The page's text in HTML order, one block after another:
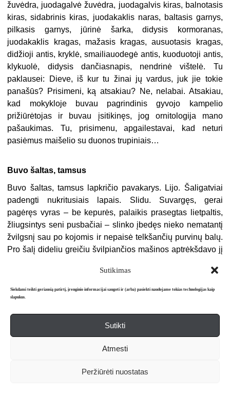
Sutikimas
Siekdami teikti geriausią patirtį, įrenginio informacijai saugoti ir (arba) pasiekti naudojame tokias technologijas kaip
slapukus.
Sutikti
Atmesti
Peržiūrėti nuostatas
žuvėdra, juodagalvė žuvėdra, juodagalvis kiras, balnotasis
kiras, sidabrinis kiras, juodakaklis naras, baltasis garnys,
pilkasis garnys, jūrinė šarka, didysis kormoranas,
juodakaklis kragas, mažasis kragas, ausuotasis kragas,
didžioji antis, kryklė, smailiauodegė antis, kuoduotoji antis,
klykuolė, didysis dančiasnapis, nendrinė vištelė. Tu
paklausei: Dieve, iš kur tu žinai jų vardus, juk jie tokie
panašūs? Prisimeni, ką atsakiau? Ne, nelabai. Atsakiau,
kad mokykloje buvau pagrindinis gyvojo kampelio
prižiūrėtojas ir buvau įsitikinęs, jog ornitologija mano
pašaukimas. Tu, prisimenu, apgailestavai, kad neturi
pasiėmus maišelio su duonos trupiniais…
Buvo šaltas, tamsus
Buvo šaltas, tamsus lapkričio pavakarys. Lijo. Šaligatviai
padengti nukritusiais lapais. Slidu. Suvargęs, gerai
pagėręs vyras – be kepurės, palaikis prasegtas lietpaltis,
žliugsintys seni pusbačiai – slinko įbedęs nieko nematantį
žvilgsnį sau po kojomis ir nepaisė telkšančių purvinų balų.
Pro šalį dideliu greičiu švilpiančios mašinos aptrėkšdavo jį
nepasitraukė toliau nuo šaligatvio pakraščio. Jis galėjo būti
bet kas: tapytojas, senas džiazo muzikantas, poetas,
pagaliau – valkata. „Kurgi tu keliauji, suvargėli? Ar turi
dvasios pusiausvyrą, išsidžiovinti drabužius, užsikaisti
arbatos? Kas tave nuskriaudė, pažemino, apgavo, o gal
išdavė ir pametė, kad eini toks vienas ir vienišas?“ Tai